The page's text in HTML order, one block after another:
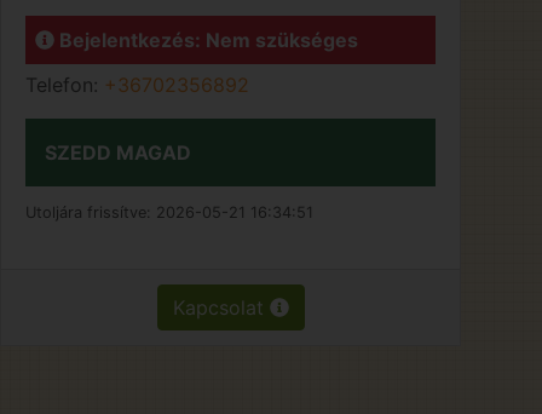
Bejelentkezés: Nem szükséges
Telefon: +36702356892
SZEDD MAGAD
Utoljára frissítve: 2026-05-21 16:34:51
Kapcsolat